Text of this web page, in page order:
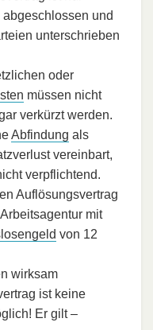
und
unterschrieben
oder
müssen nicht
verkürzt werden.
Abfindung als
vereinbart,
verpflichtend.
Auflösungsvertrag
mit
von 12
wirksam
ist keine
Er gilt –